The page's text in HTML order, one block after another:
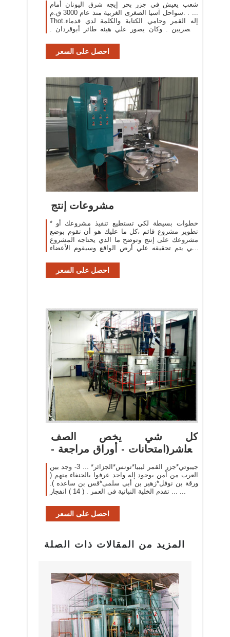
شعب يعيش في جزر بحر إيجه شرق اليونان أمام
سواحل آسيا الصغرى الغربية منذ عام 3000 ق.م. . ...
Thot.إله القمر وحامي الكتابة والكلمة لدي قدماء
المصريين . وكان يصور علي هيئة طائر أبوقردان .
احصل على السعر
مشروعات إنتج
* خطوات بسيطة لكي تستطيع تنفيذ مشروعك أو
تطوير مشروع قائم ،كل ما عليك هو أن تقوم بوضع
مشروعك على إنتج وتوضح ما الذي يحتاجه المشروع
لكي يتم تحقيقه علي أرض الواقع وسيقوم الأعضاء
احصل على السعر
كل شي يخص الصف
العاشر(امتحانات - أوراق مراجعة -
تلخيص ... جيبوتي*جزر القمر ليبيا*تونس*الجزائر* ... 3- وجد بين
العرب من آمن بوجود إله واحد عرفوا بالحنفاء منهم (
ورقة بن نوفل*زهير بن أبي سلمى*قس بن ساعده ).
... تقدم الخلية النباتية في العمر . ( 14 ) انفجار ...
احصل على السعر
المزيد من المقالات ذات الصلة